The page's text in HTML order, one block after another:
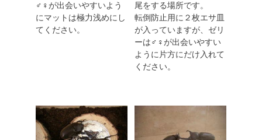
♂♀が出会いやすいよう
にマットは極力浅めにし
てください。
尾をする場所です。
転倒防止用に２枚エサ皿
が入っていますが、ゼリ
ーは♂♀が出会いやすい
ように片方にだけ入れて
ください。